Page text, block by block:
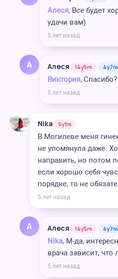
Алеся, Все будет
удачи вам)
5 лет назад
А Алеся 14y5m 4y7m
Виктория, Спасибо?
5 лет назад
Nika 5y1m
В Могилеве меня
не упомянула даже.
направить, но потом
если хорошо себя
порядке, то не
5 лет назад
А Алеся 14y5m 4y7m
Nika, М-да,
врача зависит, что
5 лет назад